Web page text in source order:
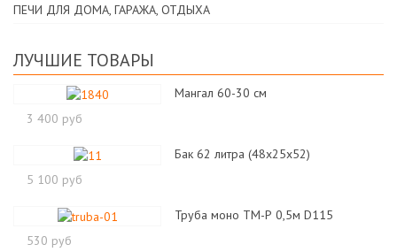
ПЕЧИ ДЛЯ ДОМА, ГАРАЖА, ОТДЫХА
ЛУЧШИЕ ТОВАРЫ
Мангал 60-30 см
3 400 руб
Бак 62 литра (48х25х52)
5 100 руб
Труба моно ТМ-Р 0,5м D115
530 руб